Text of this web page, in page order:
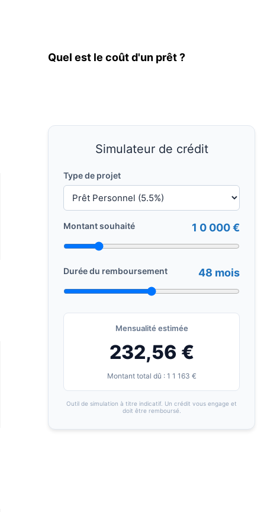
Quel est le coût d'un prêt ?
Simulateur de crédit
Type de projet
Montant souhaité 1 0 000 €
Durée du remboursement 48 mois
Mensualité estimée
232,56 €
Montant total dû : 1 1 163 €
Outil de simulation à titre indicatif. Un crédit vous engage et
doit être remboursé.